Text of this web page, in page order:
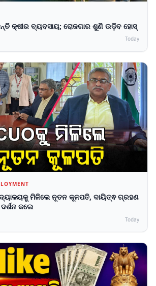
କ୍ଷୀର ବ୍ୟବସାୟ; ରୋଜଗାର ଶୁଣି ଉଡ଼ିବ ହୋସ୍
Today
ମିଳିଲେ ନୂତନ କୂଳପତି, ଦାୟିତ୍ଵ ଗ୍ରହଣ
କଲେ
Today